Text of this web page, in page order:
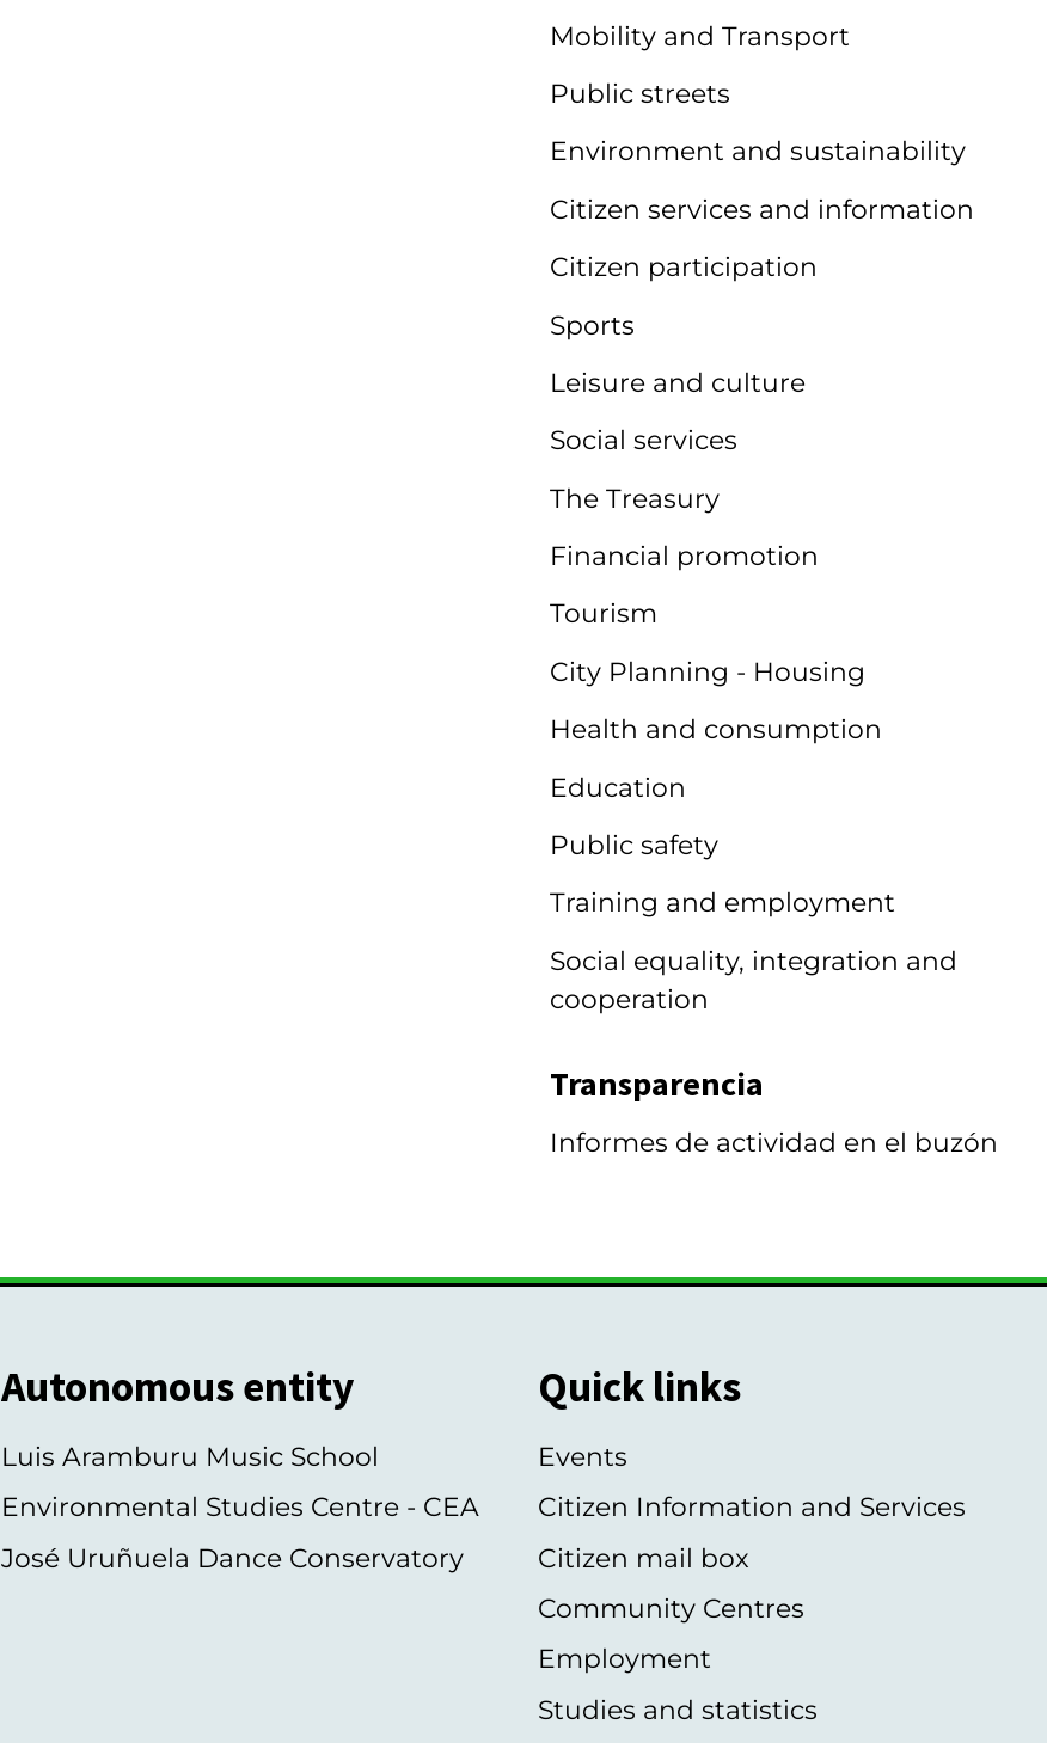
Mobility and Transport
Public streets
Environment and sustainability
Citizen services and information
Citizen participation
Sports
Leisure and culture
Social services
The Treasury
Financial promotion
Tourism
City Planning - Housing
Health and consumption
Education
Public safety
Training and employment
Social equality, integration and
cooperation
Transparencia
Informes de actividad en el buzón
Autonomous entity
Luis Aramburu Music School
Environmental Studies Centre - CEA
José Uruñuela Dance Conservatory
Quick links
Events
Citizen Information and Services
Citizen mail box
Community Centres
Employment
Studies and statistics